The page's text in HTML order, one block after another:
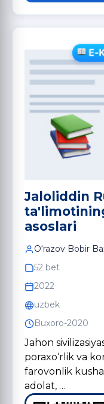
Jaloliddin
asoslari
O‘razov Bobir
52 bet
2022
uzbek
Buxoro-2020
Jahon
poraxo‘rlik va
farovonlik
adolat, …